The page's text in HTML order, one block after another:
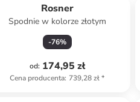
Rosner
Spodnie w kolorze złotym
-76%
od: 174,95 zł
Cena producenta: 739,28 zł*